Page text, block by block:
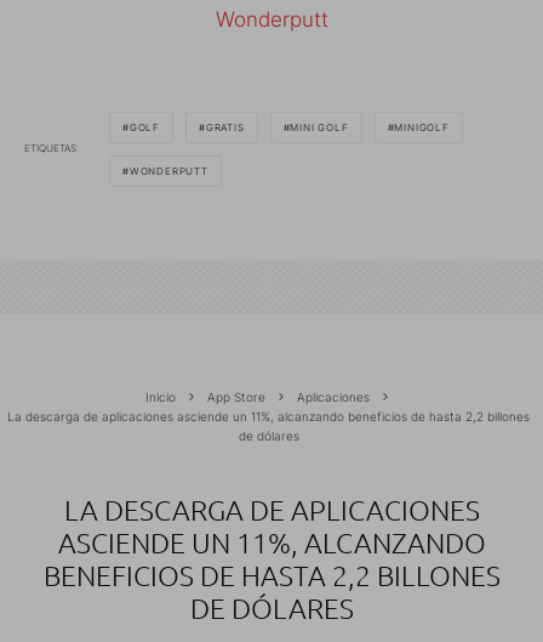
Wonderputt
ETIQUETAS
GOLF GRATIS MINI GOLF MINIGOLF
WONDERPUTT
Inicio App Store
Aplicaciones
La descarga de aplicaciones asciende un 11%, alcanzando beneficios de hasta 2,2 billones
de dólares
LA DESCARGA DE APLICACIONES
ASCIENDE UN 11%, ALCANZANDO
BENEFICIOS DE HASTA 2,2 BILLONES
DE DÓLARES